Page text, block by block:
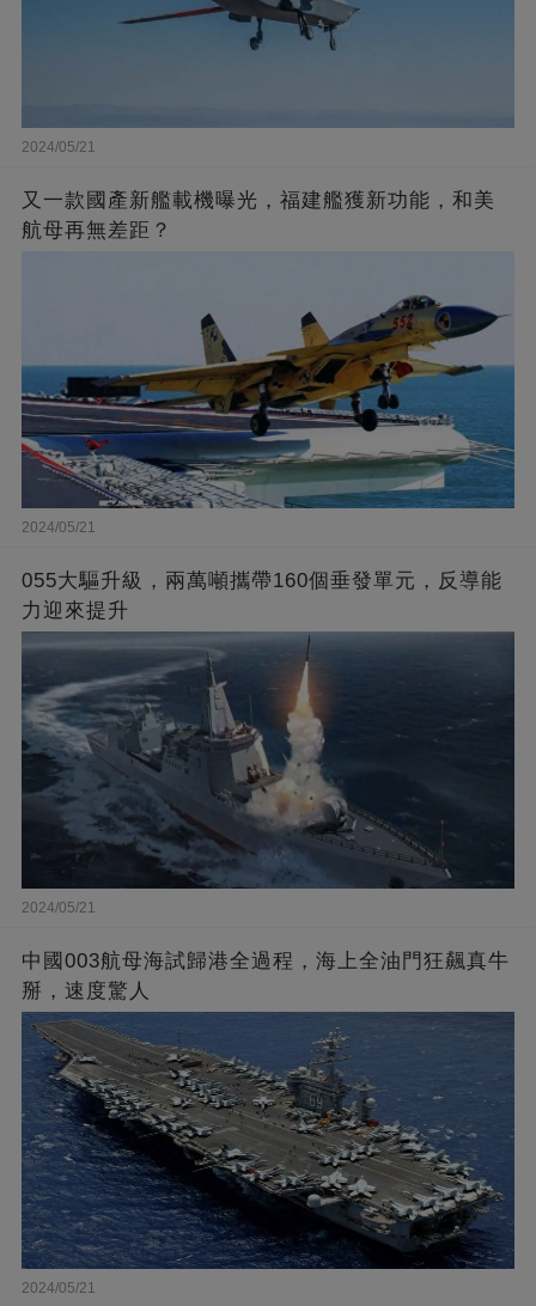
2024/05/21
又一款國產新艦載機曝光，福建艦獲新功能，和美
航母再無差距？
2024/05/21
055大驅升級，兩萬噸攜帶160個垂發單元，反導能
力迎來提升
2024/05/21
中國003航母海試歸港全過程，海上全油門狂飆真牛
掰，速度驚人
2024/05/21